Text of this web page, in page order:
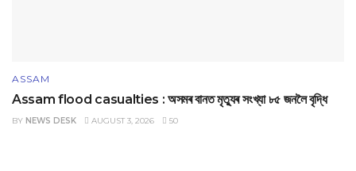
ASSAM
Assam flood casualties : অসমৰ বানত মৃত্যুৰ সংখ্যা ৮৫ জনলৈ বৃদ্ধি
BY NEWS DESK AUGUST 3, 2026 50